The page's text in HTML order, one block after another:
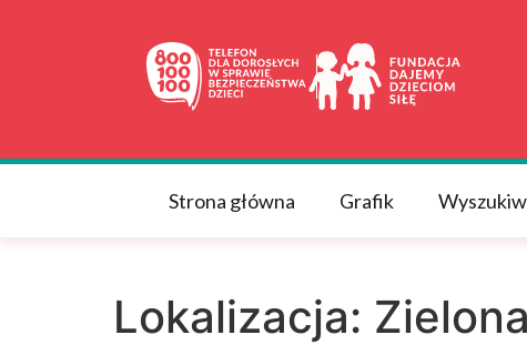
Strona główna Grafik
Lokalizacja: